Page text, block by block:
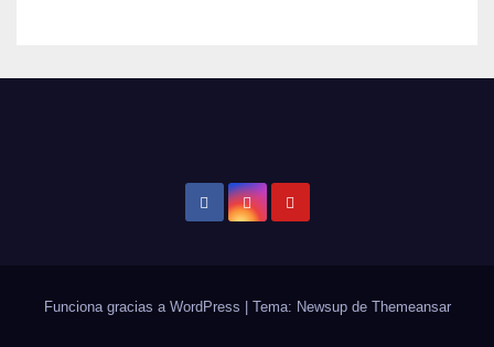
Funciona gracias a WordPress | Tema: Newsup de Themeansar